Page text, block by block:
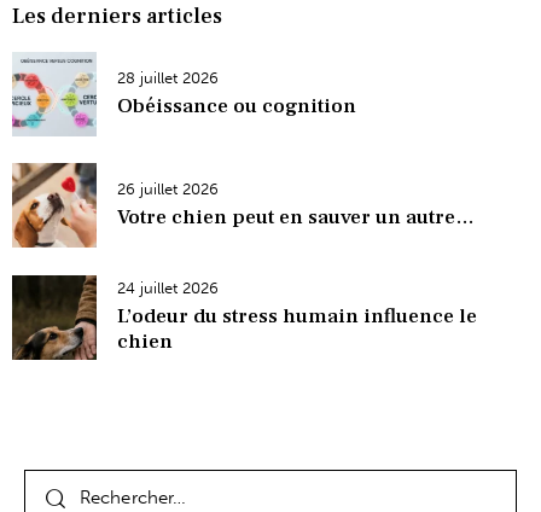
Les derniers articles
28 juillet 2026
Obéissance ou cognition
26 juillet 2026
Votre chien peut en sauver un autre…
24 juillet 2026
L’odeur du stress humain influence le
chien